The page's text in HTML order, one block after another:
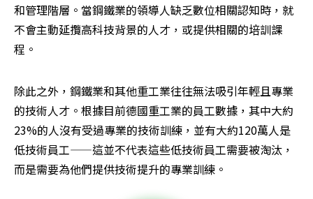
和管理階層。當鋼鐵業的領導人缺乏數位相關認知時，就
不會主動延攬高科技背景的人才，或提供相關的培訓課
程。
除此之外，鋼鐵業和其他重工業往往無法吸引年輕且專業
的技術人才。根據目前德國重工業的員工數據，其中大約
23%的人沒有受過專業的技術訓練，並有大約120萬人是
低技術員工——這並不代表這些低技術員工需要被淘汰，
而是需要為他們提供技術提升的專業訓練。